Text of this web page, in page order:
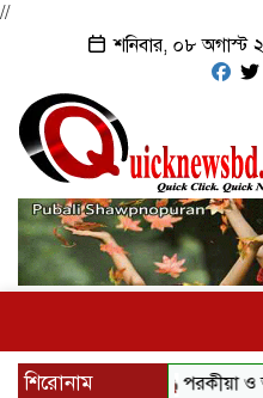
//
শনিবার, ০৮ অগাস্ট
শিরোনাম পরকীয়া ও অর্থ